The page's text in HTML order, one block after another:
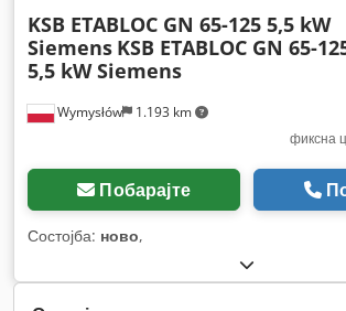
Wymysłów 1.193 km
KSB ETABLOC GN 65-125 5,5 kW
Siemens KSB ETABLOC GN 65-
5,5 kW Siemens
фиксна
Побарајте
Состојба: ново,